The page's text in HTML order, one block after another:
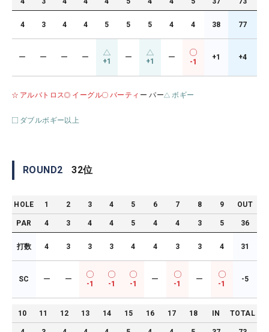
4 3 4 4 5 5 5 4 4 38 77
ー ー ー ー +1 ー +1 ー
-1
+1 +4
アルバトロス イーグル バーティ ー パー ボギー
ダブルボギー以上
ROUND2 32位
HOLE 1 2 3 4 5 6 7 8 9 OUT
PAR 4 3 4 4 5 4 4 3 5 36
打数 4 3 3 3 4 4 3 3 4 31
SC ー ー
-1 -1 -1
ー
-1
ー
-1
-5
10 11 12 13 14 15 16 17 18 IN TOTAL